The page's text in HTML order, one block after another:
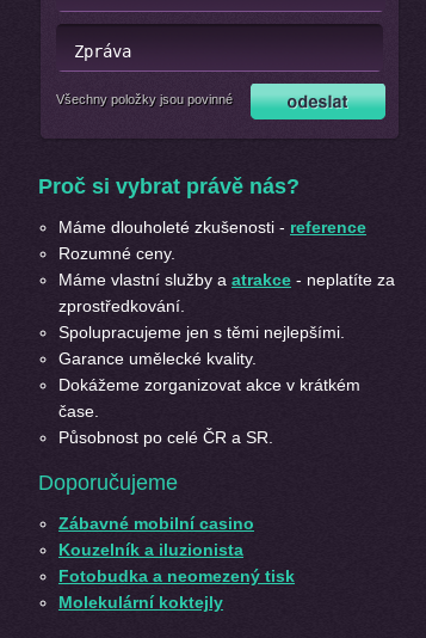
Všechny položky jsou povinné
Proč si vybrat právě nás?
Máme dlouholeté zkušenosti - reference
Rozumné ceny.
Máme vlastní služby a atrakce - neplatíte za
zprostředkování.
Spolupracujeme jen s těmi nejlepšími.
Garance umělecké kvality.
Dokážeme zorganizovat akce v krátkém
čase.
Působnost po celé ČR a SR.
Doporučujeme
Zábavné mobilní casino
Kouzelník a iluzionista
Fotobudka a neomezený tisk
Molekulární koktejly